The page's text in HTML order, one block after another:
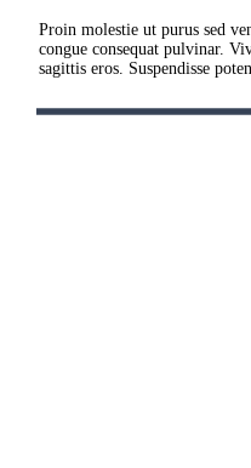
Proin molestie ut purus sed
congue consequat pulvinar.
sagittis eros. Suspendisse